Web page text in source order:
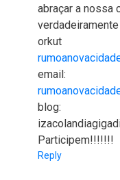
abraçar a nossa
orkut
email:
blog:
Participem!!!!!!!
Reply